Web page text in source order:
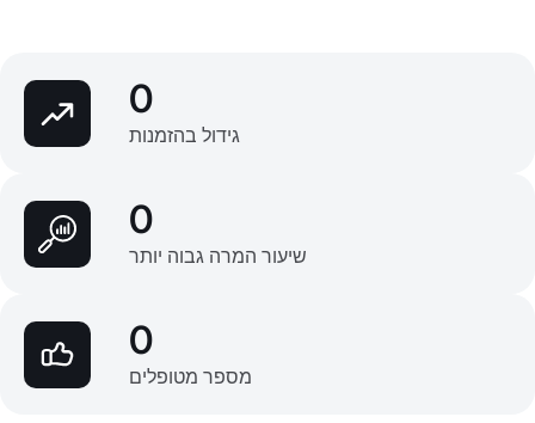
0
גידול בהזמנות
0
שיעור המרה גבוה יותר
0
מספר מטופלים